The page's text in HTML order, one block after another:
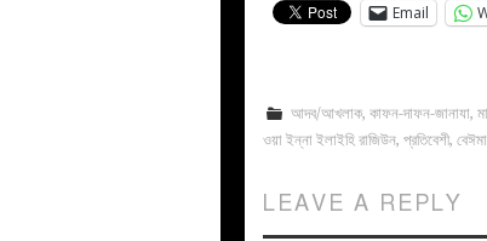
Email
আদব/আখলাক,কাফন-দাফন-জানাযা,
ওয়া ইন্না ইলাইহি রাজিউন, প্রতিবেশী,
LEAVE A REPLY